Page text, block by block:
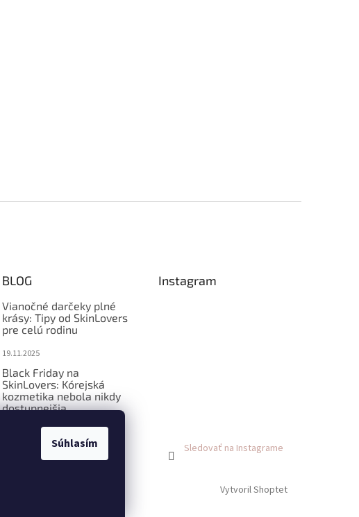
Súhlasím
BLOG
Vianočné darčeky plné
krásy: Tipy od SkinLovers
pre celú rodinu
19.11.2025
Black Friday na
SkinLovers: Kórejská
kozmetika nebola nikdy
dostupnejšia
Instagram
Sledovať na Instagrame
Vytvoril Shoptet